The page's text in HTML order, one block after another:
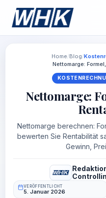
Home/Blog/
Nettomarge:
Nettomarge:
Nettomarge berechnen:
bewerten Sie Rentabilität
Gewinn,
VERÖFFENTLICHT
5. Januar 2026